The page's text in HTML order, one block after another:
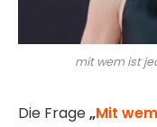
mit wem ist
Die Frage„Mit